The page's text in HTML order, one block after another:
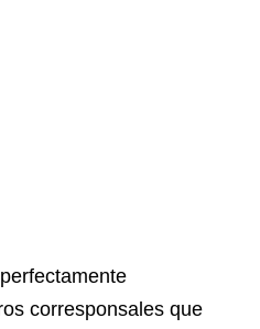
corresponsales que